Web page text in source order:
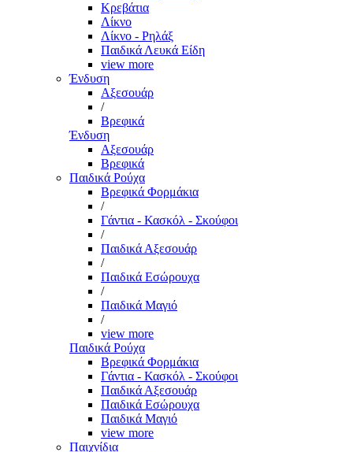
Κρεβάτια
Λίκνο
Λίκνο - Ρηλάξ
Παιδικά Λευκά Είδη
view more
Ένδυση
Αξεσουάρ
/
Βρεφικά
Ένδυση
Αξεσουάρ
Βρεφικά
Παιδικά Ρούχα
Βρεφικά Φορμάκια
/
Γάντια - Κασκόλ - Σκούφοι
/
Παιδικά Αξεσουάρ
/
Παιδικά Εσώρουχα
/
Παιδικά Μαγιό
/
view more
Παιδικά Ρούχα
Βρεφικά Φορμάκια
Γάντια - Κασκόλ - Σκούφοι
Παιδικά Αξεσουάρ
Παιδικά Εσώρουχα
Παιδικά Μαγιό
view more
Παιχνίδια